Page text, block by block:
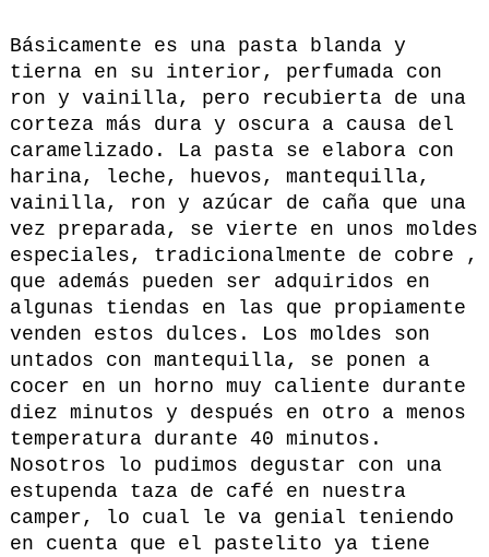
Básicamente es una pasta blanda y
tierna en su interior, perfumada con
ron y vainilla, pero recubierta de una
corteza más dura y oscura a causa del
caramelizado. La pasta se elabora con
harina, leche, huevos, mantequilla,
vainilla, ron y azúcar de caña que una
vez preparada, se vierte en unos moldes
especiales, tradicionalmente de cobre ,
que además pueden ser adquiridos en
algunas tiendas en las que propiamente
venden estos dulces. Los moldes son
untados con mantequilla, se ponen a
cocer en un horno muy caliente durante
diez minutos y después en otro a menos
temperatura durante 40 minutos.
Nosotros lo pudimos degustar con una
estupenda taza de café en nuestra
camper, lo cual le va genial teniendo
en cuenta que el pastelito ya tiene